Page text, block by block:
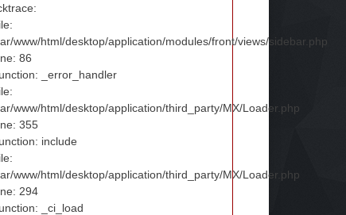
www/html/desktop/application/modules/front/views/sidebar.php
86
_error_handler
www/html/desktop/application/third_party/MX/Loader.php
355
include
www/html/desktop/application/third_party/MX/Loader.php
294
_ci_load